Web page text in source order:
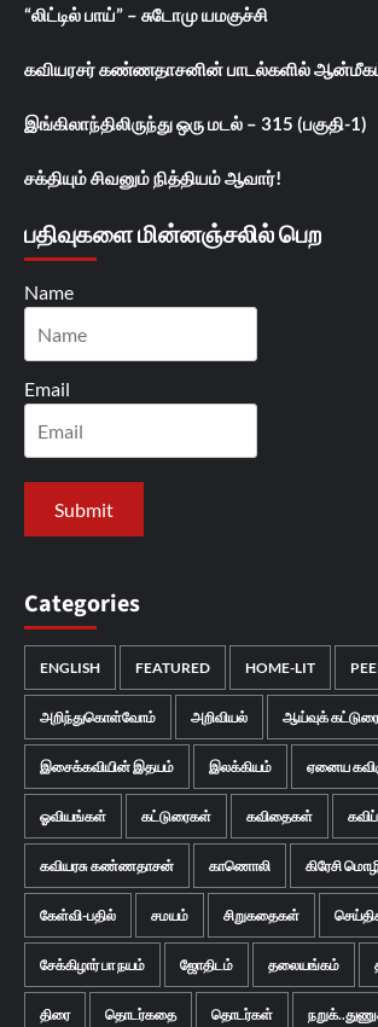
“லிட்டில் பாய்” – சுடோமு யமகுச்சி
கவியரசர் கண்ணதாசனின் பாடல்களில்
இங்கிலாந்திலிருந்து ஒரு மடல் – 315 (பகுதி-1)
சக்தியும் சிவனும் நித்தியம் ஆவார்!
பதிவுகளை மின்னஞ்சலில் பெற
Name
Email
Categories
ENGLISH FEATURED HOME-LIT
அறிந்துகொள்வோம் அறிவியல் ஆய்வுக்
இசைக்கவியின் இதயம் இலக்கியம் ஏனைய
ஓவியங்கள் கட்டுரைகள் கவிதைகள்
கவியரசு கண்ணதாசன் காணொலி கிரேசி
கேள்வி-பதில் சமயம் சிறுகதைகள்
சேக்கிழார் பா நயம் ஜோதிடம் தலையங்கம்
திரை தொடர்கதை தொடர்கள்